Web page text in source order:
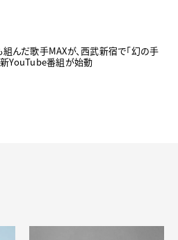
んだ歌手MAXが、西武新宿で「幻の手
新YouTube番組が始動